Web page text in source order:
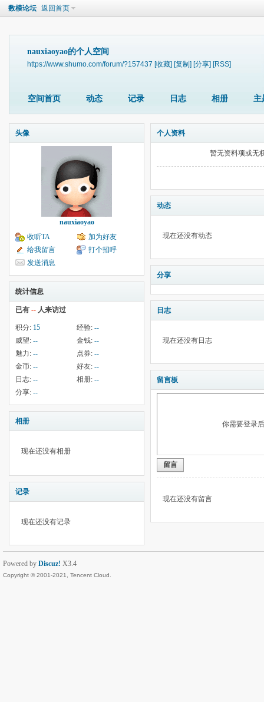
数模论坛 返回首页
nauxiaoyao的个人空间
https://www.shumo.com/forum/?157437 [收藏] [复制] [分享] [RSS]
空间首页 动态 记录 日志 相册 主
头像
nauxiaoyao
收听TA
加为好友
给我留言
打个招呼
发送消息
统计信息
已有 -- 人来访过
积分: 15 经验: --
威望: -- 金钱: --
魅力: -- 点券: --
金币: -- 好友: --
日志: -- 相册: --
分享: --
相册
现在还没有相册
记录
现在还没有记录
个人资料
暂无资料项或无
动态
现在还没有动态
分享
日志
现在还没有日志
留言板
你需要登录
留言
现在还没有留言
Powered by Discuz! X3.4
Copyright © 2001-2021, Tencent Cloud.